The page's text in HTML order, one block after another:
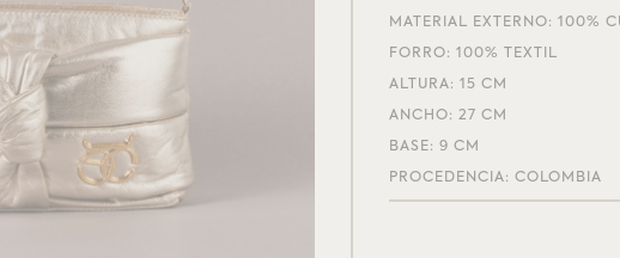
MATERIAL EXTERNO: 100%
FORRO: 100% TEXTIL
ALTURA: 15 CM
ANCHO: 27 CM
BASE: 9 CM
PROCEDENCIA: COLOMBIA